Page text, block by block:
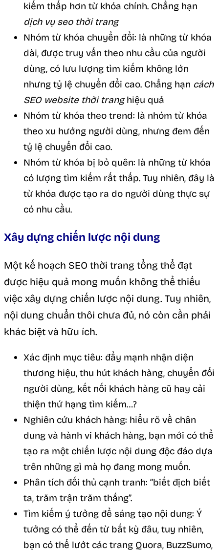
kiếm thấp hơn từ khóa chính. Chẳng hạn
dịch vụ seo thời trang
Nhóm từ khóa chuyển đổi: là những từ khóa
dài, được truy vấn theo nhu cầu của người
dùng, có lưu lượng tìm kiếm không lớn
nhưng tỷ lệ chuyển đổi cao. Chẳng hạn cách
SEO website thời tranghiệu quả
Nhóm từ khóa theo trend: là nhóm từ khóa
theo xu hướng người dùng, nhưng đem đến
tỷ lệ chuyển đổi cao.
Nhóm từ khóa bị bỏ quên: là những từ khóa
có lượng tìm kiếm rất thấp. Tuy nhiên, đây là
từ khóa được tạo ra do người dùng thực sự
có nhu cầu.
Xây dựng chiến lược nội dung
Một kế hoạch SEO thời trang tổng thể đạt
được hiệu quả mong muốn không thể thiếu
việc xây dựng chiến lược nội dung. Tuy nhiên,
nội dung chuẩn thôi chưa đủ, nó còn cần phải
khác biệt và hữu ích.
Xác định mục tiêu: đẩy mạnh nhận diện
thương hiệu, thu hút khách hàng, chuyển đổi
người dùng, kết nối khách hàng cũ hay cải
thiện thứ hạng tìm kiếm…?
Nghiên cứu khách hàng: hiểu rõ về chân
dung và hành vi khách hàng, bạn mới có thể
tạo ra một chiến lược nội dung độc đáo dựa
trên những gì mà họ đang mong muốn.
Phân tích đối thủ cạnh tranh: “biết địch biết
ta, trăm trận trăm thắng”.
Tìm kiếm ý tưởng để sáng tạo nội dung: Ý
tưởng có thể đến từ bất kỳ đâu, tuy nhiên,
bạn có thể lướt các trang Quora, BuzzSumo,